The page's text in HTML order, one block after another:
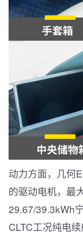
动力方面，几何
的驱动电机，最
29.67/39.3kWh
CLTC工况纯电